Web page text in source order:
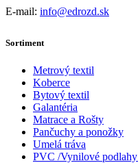
E-mail: info@edrozd.sk
Sortiment
Metrový textil
Koberce
Bytový textil
Galantéria
Matrace a Rošty
Pančuchy a ponožky
Umelá tráva
PVC /Vynilové podlahy